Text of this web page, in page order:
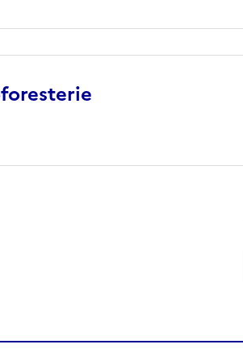
Twitter)